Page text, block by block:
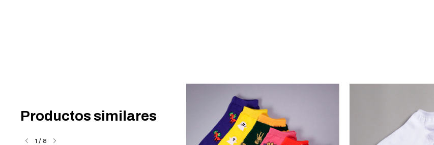
Productos similares
1 / 8